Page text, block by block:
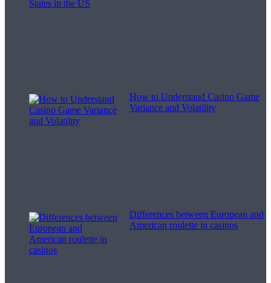
How to Understand Casino Game
Variance and Volatility
Differences between European and
American roulette in casinos